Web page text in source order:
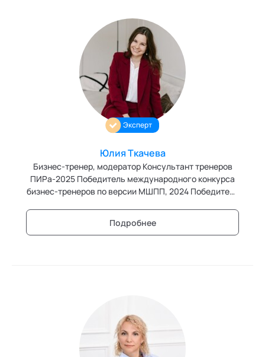
Эксперт
Юлия Ткачева
Бизнес-тренер, модератор Консультант тренеров
ПИРа-2025 Победитель международного конкурса
бизнес-тренеров по версии МШПП, 2024 Победитель
версии BuroAkzent, 2023
Подробнее